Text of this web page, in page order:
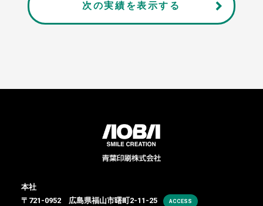
次の実績を表示する
本社
〒721-0952 広島県福山市曙町2-11-25
ACCESS